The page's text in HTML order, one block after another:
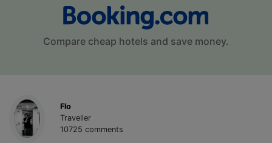
Compare cheap hotels and save money.
Flo
Traveller
10725 comments